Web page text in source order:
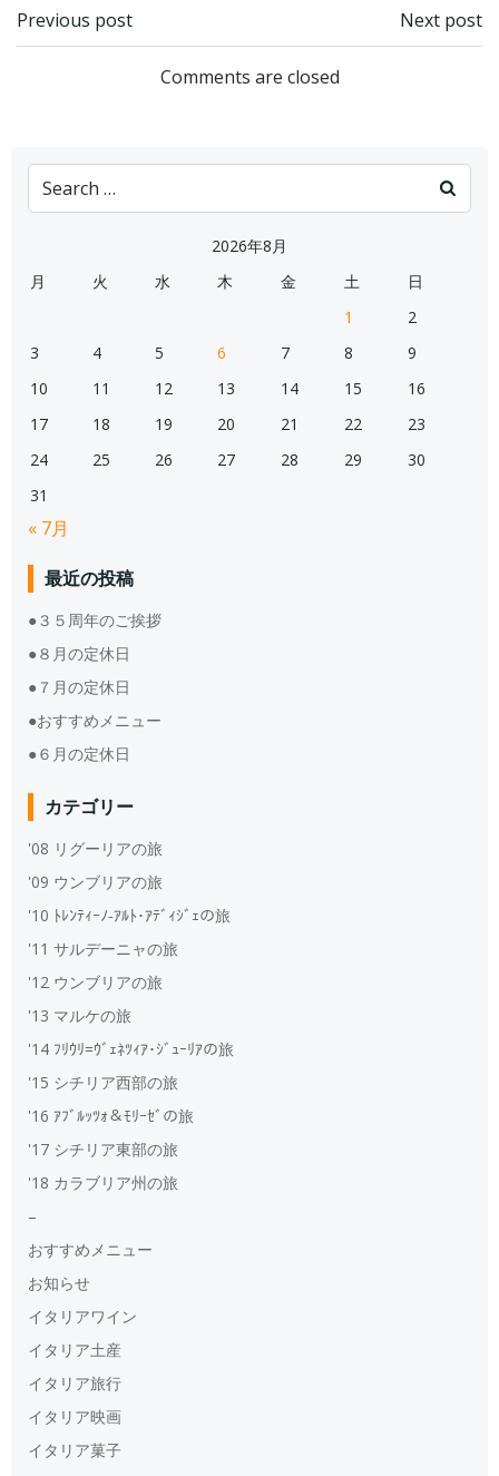
Post
navigation
Previous post
navigation
Next post
Comments are closed
Search
for:
2026年8月
月
火 水 木 金 土
日
1
2
3
4 5 6 7 8
9
10
11 12 13 14 15
16
17
18 19 20 21 22
23
24
25 26 27 28 29
30
31
« 7月
最近の投稿
●３５周年のご挨拶
●８月の定休日
●７月の定休日
●おすすめメニュー
●６月の定休日
カテゴリー
'08 リグーリアの旅
'09 ウンブリアの旅
'10 ﾄﾚﾝﾃｨｰﾉ‐ｱﾙﾄ･ｱﾃﾞｨｼﾞｪの旅
'11 サルデーニャの旅
'12 ウンブリアの旅
'13 マルケの旅
'14 ﾌﾘｳﾘ=ｳﾞｪﾈﾂｨｱ･ｼﾞｭｰﾘｱの旅
'15 シチリア西部の旅
'16 ｱﾌﾞﾙｯﾂｫ＆ﾓﾘｰｾﾞの旅
'17 シチリア東部の旅
'18 カラブリア州の旅
–
おすすめメニュー
お知らせ
イタリアワイン
イタリア土産
イタリア旅行
イタリア映画
イタリア菓子